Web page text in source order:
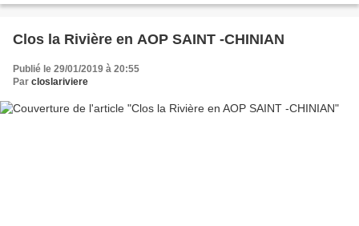
Clos la Rivière en AOP SAINT -CHINIAN
Publié le 29/01/2019 à 20:55
Par closlariviere